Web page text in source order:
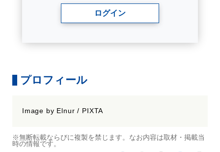
ログイン
プロフィール
Image by Elnur / PIXTA
※無断転載ならびに複製を禁じます。なお内容は取材・掲載当
時の情報です。